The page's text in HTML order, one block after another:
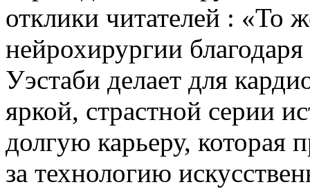
отклики читателей : «То
нейрохирургии
Уэстаби делает для
яркой, страстной серии
долгую карьеру, которая
за технологию